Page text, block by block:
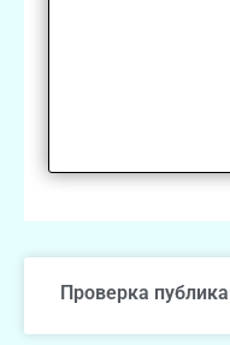
Проверка